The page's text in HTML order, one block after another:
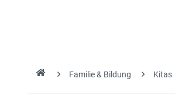
Familie & Bildung Kitas